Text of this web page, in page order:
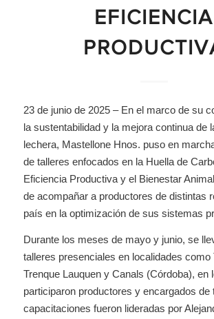
EFICIENCIA
23 de junio de 2025 – En el marco de su
la sustentabilidad y la mejora continua de
lechera, Mastellone Hnos. puso en
de talleres enfocados en la Huella de
Eficiencia Productiva y el Bienestar
de acompañar a productores de distintas
país en la optimización de sus sistemas
Durante los meses de mayo y junio, se
talleres presenciales en localidades como
Trenque Lauquen y Canals (Córdoba), en
participaron productores y encargados de
capacitaciones fueron lideradas por